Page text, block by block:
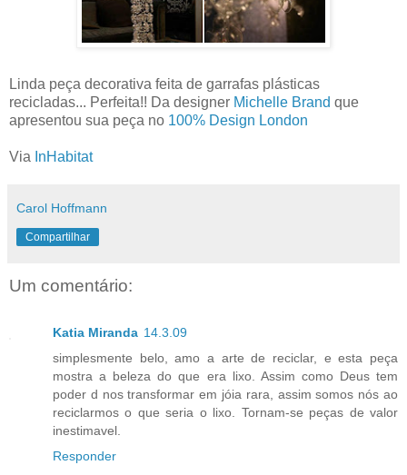
Linda peça decorativa feita de garrafas plásticas
recicladas... Perfeita!! Da designer Michelle Brand que
apresentou sua peça no 100% Design London
Via InHabitat
Carol Hoffmann
Compartilhar
Um comentário:
Katia Miranda 14.3.09
simplesmente belo, amo a arte de reciclar, e esta peça
mostra a beleza do que era lixo. Assim como Deus tem
poder d nos transformar em jóia rara, assim somos nós ao
reciclarmos o que seria o lixo. Tornam-se peças de valor
inestimavel.
Responder